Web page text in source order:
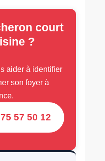
court
?
aider à identifier
son foyer à
57 50 12